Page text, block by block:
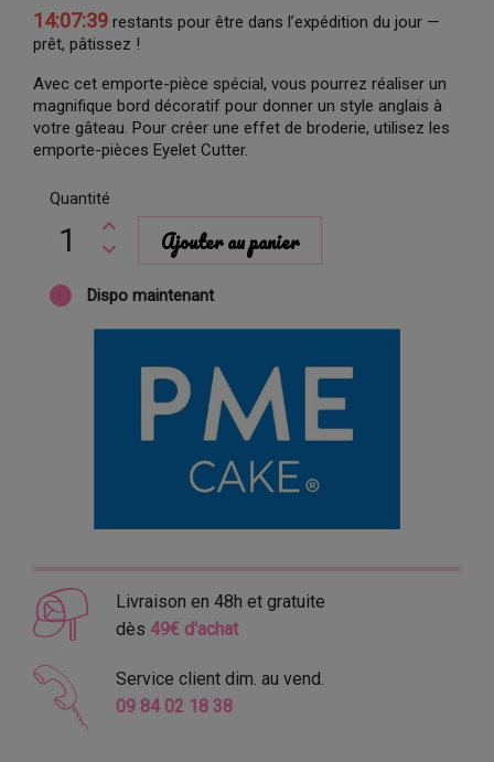
14:07:38 restants pour être dans l’expédition du jour —
prêt, pâtissez !
Avec cet emporte-pièce spécial, vous pourrez réaliser un
magnifique bord décoratif pour donner un style anglais à
votre gâteau. Pour créer une effet de broderie, utilisez les
emporte-pièces Eyelet Cutter.
Quantité
Ajouter au panier
Dispo maintenant
Livraison en 48h et gratuite
dès 49€ d'achat
Service client dim. au vend.
09 84 02 18 38